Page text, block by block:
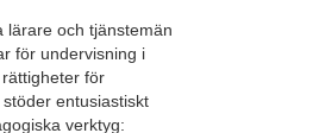
lärare och tjänstemän
för undervisning i
för
entusiastiskt
verktyg: